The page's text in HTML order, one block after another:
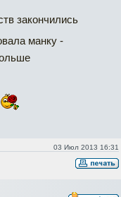
закончились
манку -
03 Июл 2013 16:31